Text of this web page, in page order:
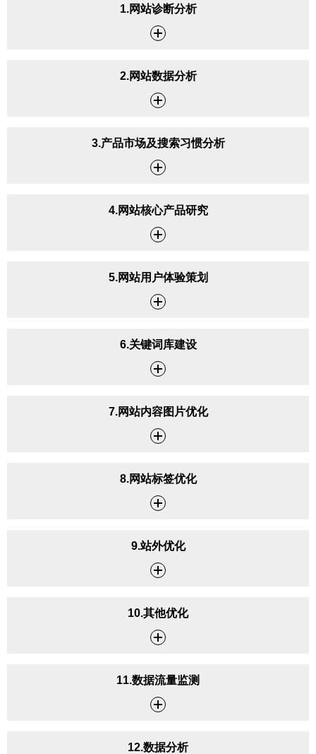
1.网站诊断分析
2.网站数据分析
3.产品市场及搜索习惯分析
4.网站核心产品研究
5.网站用户体验策划
6.关键词库建设
7.网站内容图片优化
8.网站标签优化
9.站外优化
10.其他优化
11.数据流量监测
12.数据分析